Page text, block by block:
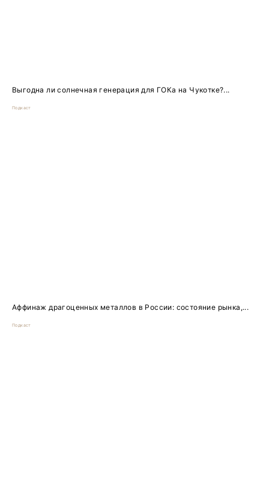
Выгодна ли солнечная генерация для ГОКа на Чукотке?...
Подкаст
Аффинаж драгоценных металлов в России: состояние рынка,...
Подкаст